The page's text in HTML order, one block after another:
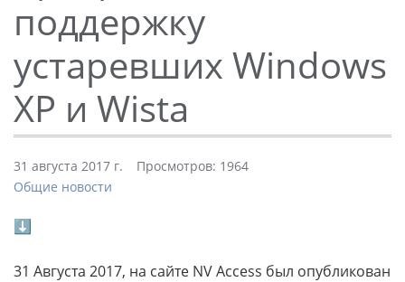
поддержку
устаревших Windows
XP и Wista
31 августа 2017 г.
Просмотров: 1964
Общие новости
⬇
31 Августа 2017, на сайте NV Access был опубликован